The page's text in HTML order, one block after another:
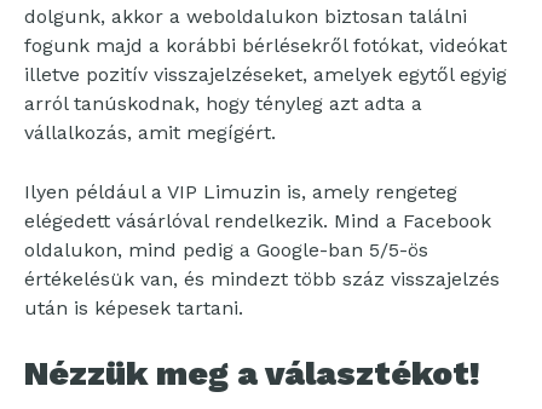
dolgunk, akkor a weboldalukon biztosan találni
fogunk majd a korábbi bérlésekről fotókat, videókat
illetve pozitív visszajelzéseket, amelyek egytől egyig
arról tanúskodnak, hogy tényleg azt adta a
vállalkozás, amit megígért.
Ilyen például a VIP Limuzin is, amely rengeteg
elégedett vásárlóval rendelkezik. Mind a Facebook
oldalukon, mind pedig a Google-ban 5/5-ös
értékelésük van, és mindezt több száz visszajelzés
után is képesek tartani.
Nézzük meg a választékot!